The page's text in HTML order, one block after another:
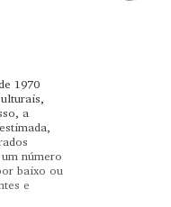
1970
a
número
baixo ou
e